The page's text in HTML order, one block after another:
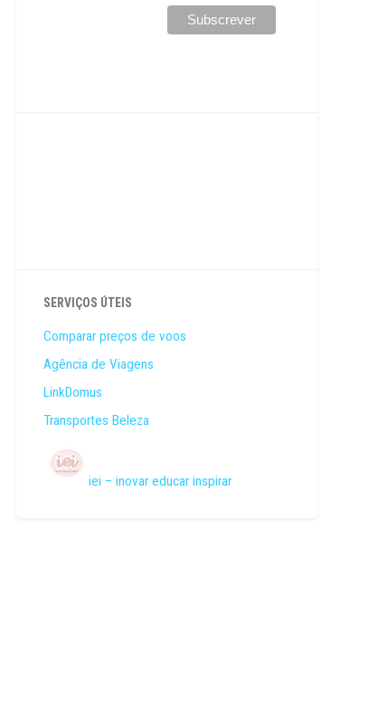
SERVIÇOS ÚTEIS
Comparar preços de voos
Agência de Viagens
LinkDomus
Transportes Beleza
iei – inovar educar inspirar